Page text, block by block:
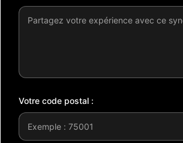
Votre code postal :